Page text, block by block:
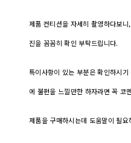
제품 컨티션을 자세히 촬영하다보
진을 꼼꼼히 확인 부탁드립니다.
특이사항이 있는 부분은 확인하시
에 불편을 느낄만한 하자라면 꼭 코
제품을 구매하시는데 도움말이 필요